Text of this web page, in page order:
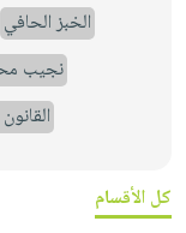
الخبز الحافي
نجيب
كل الأقسام